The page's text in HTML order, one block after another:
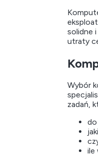
solidne
utraty
Wybór
zadań,
do
ile